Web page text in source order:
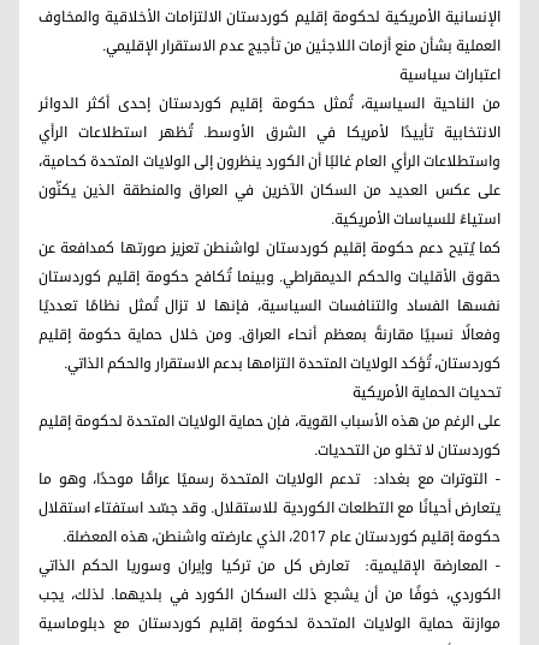
الإنسانية الأمريكية لحكومة إقليم كوردستان الالتزامات الأخلاقية والمخاوف
العملية بشأن منع أزمات اللاجئين من تأجيج عدم الاستقرار الإقليمي.
اعتبارات سياسية
من الناحية السياسية، تُمثل حكومة إقليم كوردستان إحدى أكثر الدوائر
الانتخابية تأييدًا لأمريكا في الشرق الأوسط. تُظهر استطلاعات الرأي
واستطلاعات الرأي العام غالبًا أن الكورد ينظرون إلى الولايات المتحدة كحامية،
على عكس العديد من السكان الآخرين في العراق والمنطقة الذين يكنّون
استياءً للسياسات الأمريكية.
كما يُتيح دعم حكومة إقليم كوردستان لواشنطن تعزيز صورتها كمدافعة عن
حقوق الأقليات والحكم الديمقراطي. وبينما تُكافح حكومة إقليم كوردستان
نفسها الفساد والتنافسات السياسية، فإنها لا تزال تُمثل نظامًا تعدديًا
وفعالًا نسبيًا مقارنةً بمعظم أنحاء العراق. ومن خلال حماية حكومة إقليم
كوردستان، تُؤكد الولايات المتحدة التزامها بدعم الاستقرار والحكم الذاتي.
تحديات الحماية الأمريكية
على الرغم من هذه الأسباب القوية، فإن حماية الولايات المتحدة لحكومة إقليم
كوردستان لا تخلو من التحديات.
- التوترات مع بغداد: تدعم الولايات المتحدة رسميًا عراقًا موحدًا، وهو ما
يتعارض أحيانًا مع التطلعات الكوردية للاستقلال. وقد جسّد استفتاء استقلال
حكومة إقليم كوردستان عام 2017، الذي عارضته واشنطن، هذه المعضلة.
- المعارضة الإقليمية: تعارض كل من تركيا وإيران وسوريا الحكم الذاتي
الكوردي، خوفًا من أن يشجع ذلك السكان الكورد في بلديهما. لذلك، يجب
موازنة حماية الولايات المتحدة لحكومة إقليم كوردستان مع دبلوماسية